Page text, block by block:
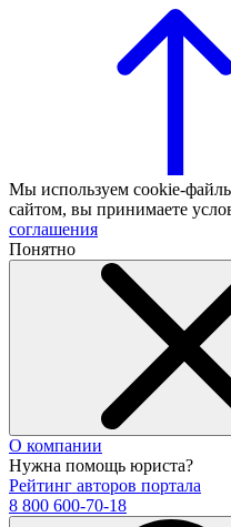
Мы используем cookie-
сайтом, вы принимаете
соглашения
Понятно
О компании
Нужна помощь юриста?
Рейтинг авторов портала
8 800 600-70-18